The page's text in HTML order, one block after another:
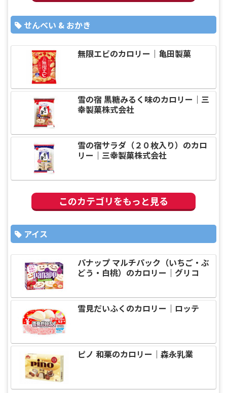
せんべい & おかき
無限エビのカロリー｜亀田製菓
雪の宿 黒糖みるく味のカロリー｜三
幸製菓株式会社
雪の宿サラダ（２０枚入り）のカロ
リー｜三幸製菓株式会社
このカテゴリをもっと見る
アイス
パナップ マルチパック（いちご・ぶ
どう・白桃）のカロリー｜グリコ
雪見だいふくのカロリー｜ロッテ
ピノ 和栗のカロリー｜森永乳業